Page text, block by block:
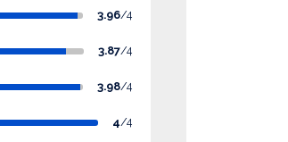
3.96/4
3.87/4
3.98/4
4/4